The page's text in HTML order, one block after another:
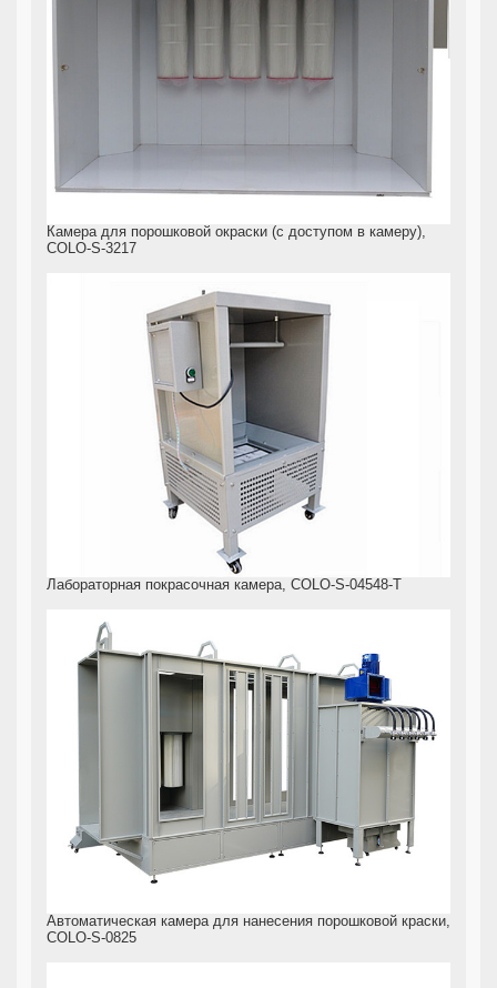
Камера для порошковой окраски (с доступом в камеру),
COLO-S-3217
Лабораторная покрасочная камера, COLO-S-04548-T
Автоматическая камера для нанесения порошковой краски,
COLO-S-0825